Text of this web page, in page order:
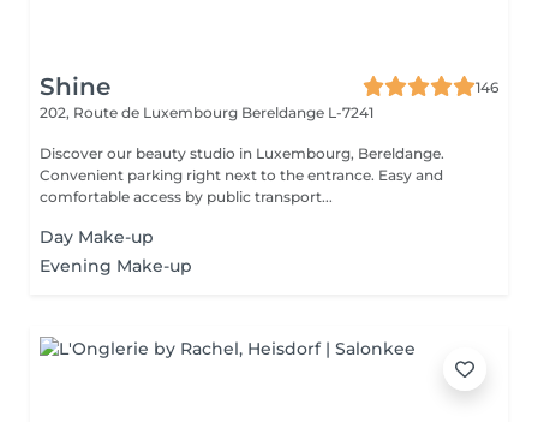
Shine
146
202, Route de Luxembourg Bereldange L-7241
Discover our beauty studio in Luxembourg, Bereldange.
Convenient parking right next to the entrance. Easy and
comfortable access by public transport...
Day Make-up
Evening Make-up